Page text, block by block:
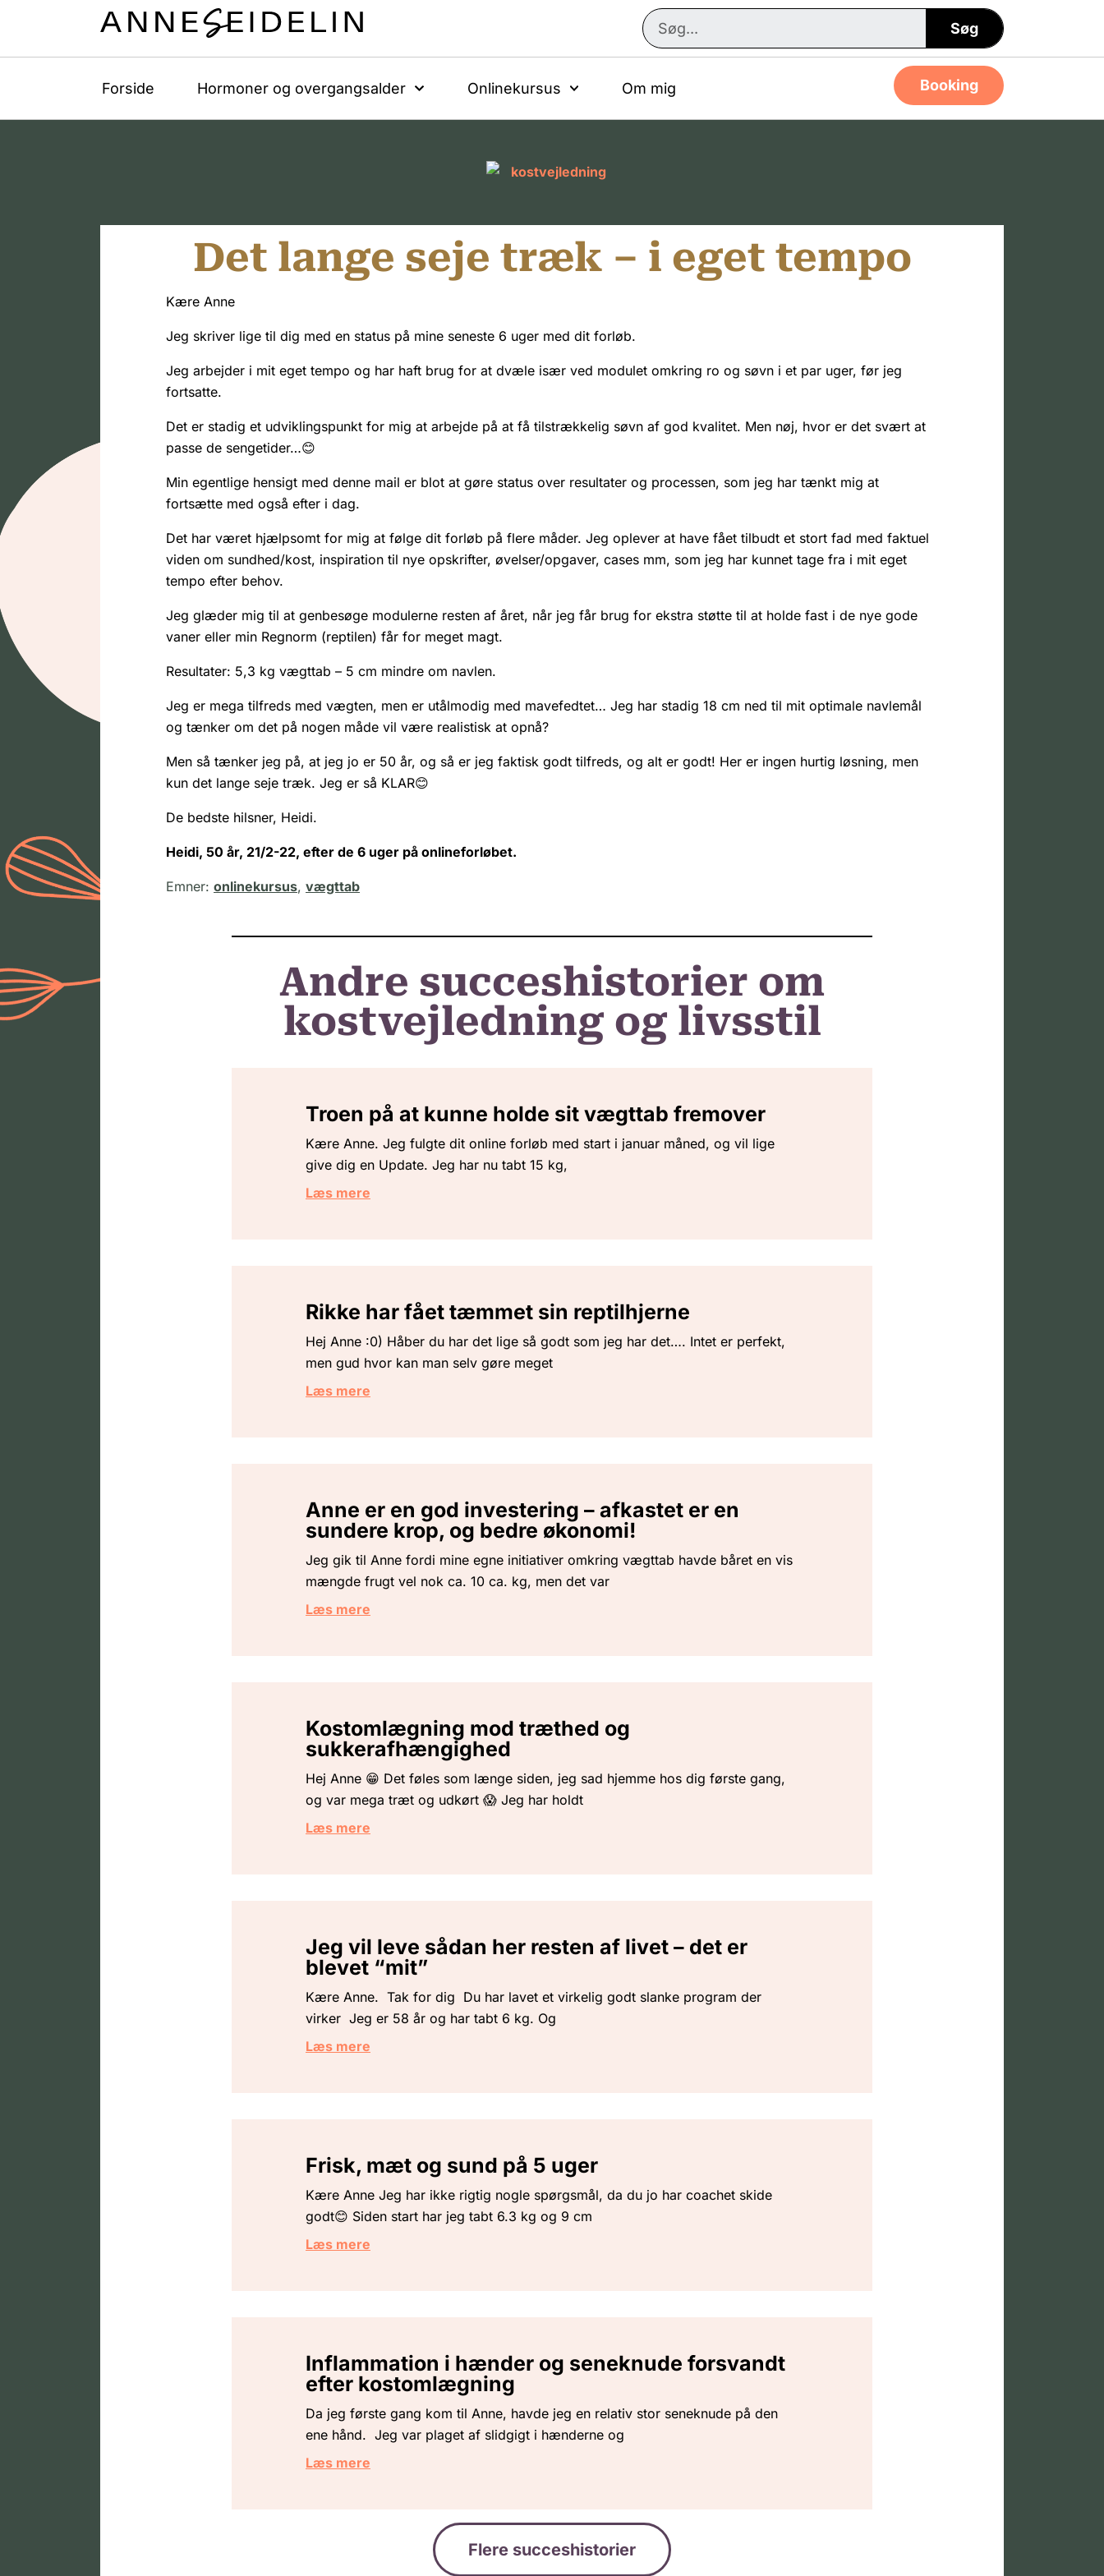
Søg
Forside Hormoner og overgangsalder Onlinekursus Om mig Booking
Det lange seje træk – i eget tempo
Kære Anne
Jeg skriver lige til dig med en status på mine seneste 6 uger med dit forløb.
Jeg arbejder i mit eget tempo og har haft brug for at dvæle især ved modulet omkring ro og søvn i et par uger, før jeg
fortsatte.
Det er stadig et udviklingspunkt for mig at arbejde på at få tilstrækkelig søvn af god kvalitet. Men nøj, hvor er det svært at
passe de sengetider…😊
Min egentlige hensigt med denne mail er blot at gøre status over resultater og processen, som jeg har tænkt mig at
fortsætte med også efter i dag.
Det har været hjælpsomt for mig at følge dit forløb på flere måder. Jeg oplever at have fået tilbudt et stort fad med faktuel
viden om sundhed/kost, inspiration til nye opskrifter, øvelser/opgaver, cases mm, som jeg har kunnet tage fra i mit eget
tempo efter behov.
Jeg glæder mig til at genbesøge modulerne resten af året, når jeg får brug for ekstra støtte til at holde fast i de nye gode
vaner eller min Regnorm (reptilen) får for meget magt.
Resultater: 5,3 kg vægttab – 5 cm mindre om navlen.
Jeg er mega tilfreds med vægten, men er utålmodig med mavefedtet… Jeg har stadig 18 cm ned til mit optimale navlemål
og tænker om det på nogen måde vil være realistisk at opnå?
Men så tænker jeg på, at jeg jo er 50 år, og så er jeg faktisk godt tilfreds, og alt er godt! Her er ingen hurtig løsning, men
kun det lange seje træk. Jeg er så KLAR😊
De bedste hilsner, Heidi.
Heidi, 50 år, 21/2-22, efter de 6 uger på onlineforløbet.
Emner: onlinekursus, vægttab
Andre succeshistorier om
kostvejledning og livsstil
Troen på at kunne holde sit vægttab fremover
Kære Anne. Jeg fulgte dit online forløb med start i januar måned, og vil lige
give dig en Update. Jeg har nu tabt 15 kg,
Læs mere
Rikke har fået tæmmet sin reptilhjerne
Hej Anne :0) Håber du har det lige så godt som jeg har det…. Intet er perfekt,
men gud hvor kan man selv gøre meget
Læs mere
Anne er en god investering – afkastet er en
sundere krop, og bedre økonomi!
Jeg gik til Anne fordi mine egne initiativer omkring vægttab havde båret en vis
mængde frugt vel nok ca. 10 ca. kg, men det var
Læs mere
Kostomlægning mod træthed og
sukkerafhængighed
Hej Anne 😁 Det føles som længe siden, jeg sad hjemme hos dig første gang,
og var mega træt og udkørt 😱 Jeg har holdt
Læs mere
Jeg vil leve sådan her resten af livet – det er
blevet “mit”
Kære Anne. Tak for dig Du har lavet et virkelig godt slanke program der
virker Jeg er 58 år og har tabt 6 kg. Og
Læs mere
Frisk, mæt og sund på 5 uger
Kære Anne Jeg har ikke rigtig nogle spørgsmål, da du jo har coachet skide
godt😊 Siden start har jeg tabt 6.3 kg og 9 cm
Læs mere
Inflammation i hænder og seneknude forsvandt
efter kostomlægning
Da jeg første gang kom til Anne, havde jeg en relativ stor seneknude på den
ene hånd. Jeg var plaget af slidgigt i hænderne og
Læs mere
Flere succeshistorier